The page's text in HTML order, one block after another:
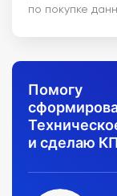
по покупке
Помогу
и сделаю КП